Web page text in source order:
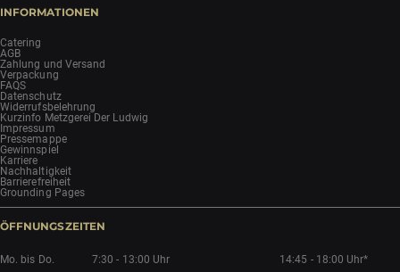
INFORMATIONEN
Catering
AGB
Zahlung und Versand
Verpackung
FAQS
Datenschutz
Widerrufsbelehrung
Kurzinfo Metzgerei Der Ludwig
Impressum
Pressemappe
Gewinnspiel
Karriere
Nachhaltigkeit
Barrierefreiheit
Grounding Pages
ÖFFNUNGSZEITEN
Mo. bis Do. 7:30 - 13:00 Uhr
14:45 - 18:00 Uhr*